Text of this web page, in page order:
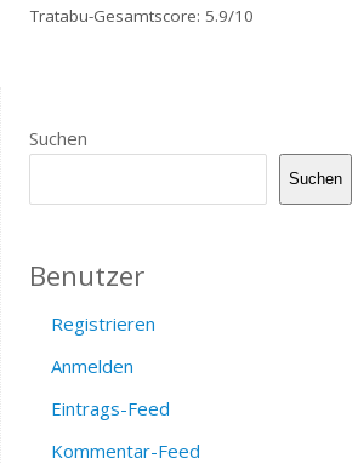
Tratabu-Gesamtscore: 5.9/10
Suchen
Suchen
Benutzer
Registrieren
Anmelden
Eintrags-Feed
Kommentar-Feed